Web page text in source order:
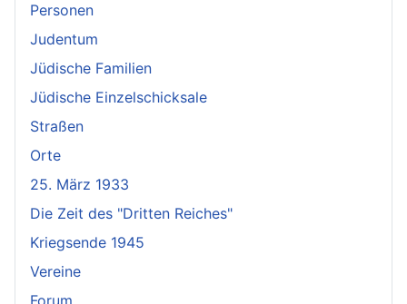
Personen
Judentum
Jüdische Familien
Jüdische Einzelschicksale
Straßen
Orte
25. März 1933
Die Zeit des "Dritten Reiches"
Kriegsende 1945
Vereine
Forum